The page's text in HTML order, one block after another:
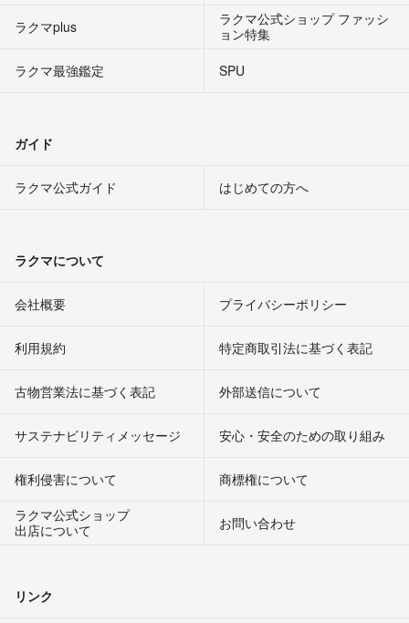
ラクマplus
ラクマ公式ショップ ファッシ
ョン特集
ラクマ最強鑑定
SPU
ガイド
ラクマ公式ガイド はじめての方へ
ラクマについて
会社概要 プライバシーポリシー
利用規約 特定商取引法に基づく表記
古物営業法に基づく表記 外部送信について
サステナビリティメッセージ 安心・安全のための取り組み
権利侵害について
商標権について
ラクマ公式ショップ
出店について
お問い合わせ
リンク